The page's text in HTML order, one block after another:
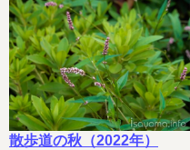
散歩道の秋（2022年）